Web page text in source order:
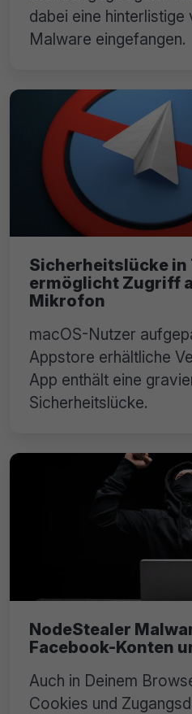
dabei eine hinterlistige
Malware eingefangen.
Sicherheitslücke in
ermöglicht Zugriff
Mikrofon
macOS-Nutzer
Appstore erhältliche
App enthält eine
Sicherheitslücke.
NodeStealer
Facebook-Konten
Auch in Deinem
Cookies und